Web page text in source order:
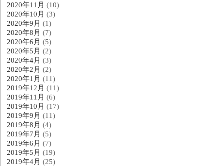
2020年11月 (10)
2020年10月 (3)
2020年9月 (1)
2020年8月 (7)
2020年6月 (5)
2020年5月 (2)
2020年4月 (3)
2020年2月 (2)
2020年1月 (11)
2019年12月 (11)
2019年11月 (6)
2019年10月 (17)
2019年9月 (11)
2019年8月 (4)
2019年7月 (5)
2019年6月 (7)
2019年5月 (19)
2019年4月 (25)